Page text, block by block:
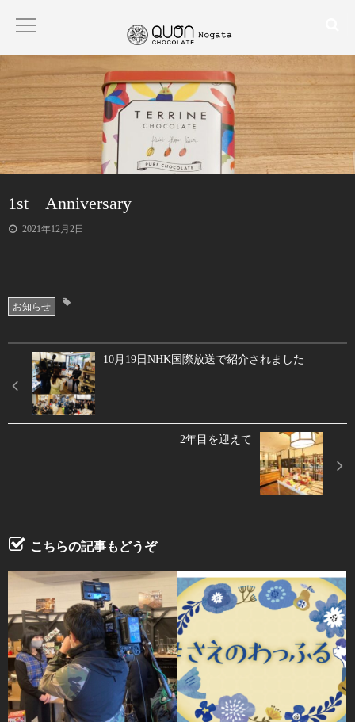
HOME
ABOUT
CONTACT
1st Anniversary
2021年12月2日
お知らせ
10月19日NHK国際放送で紹介されました
2年目を迎えて
こちらの記事もどうぞ